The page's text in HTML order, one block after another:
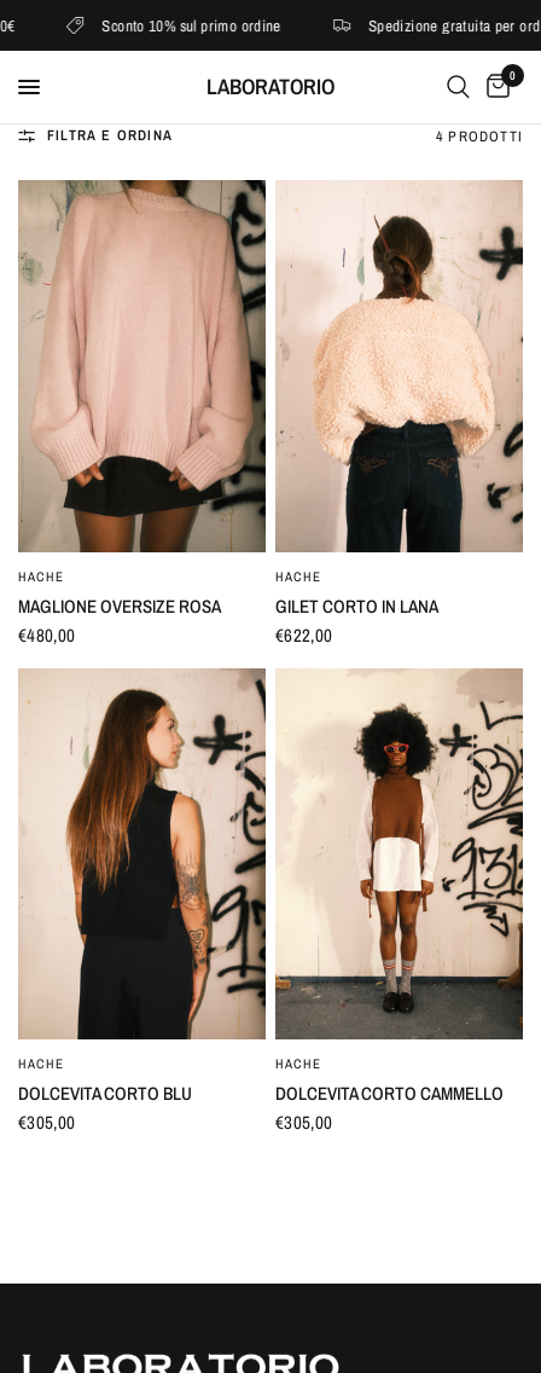
Sconto 10% sul primo ordine Spedizione gratuita per
LABORATORIO 0
FILTRA E ORDINA 4 PRODOTTI
HACHE
MAGLIONE OVERSIZE ROSA
€480,00
HACHE
GILET CORTO IN LANA
€622,00
HACHE
DOLCEVITA CORTO BLU
€305,00
HACHE
DOLCEVITA CORTO CAMMELLO
€305,00